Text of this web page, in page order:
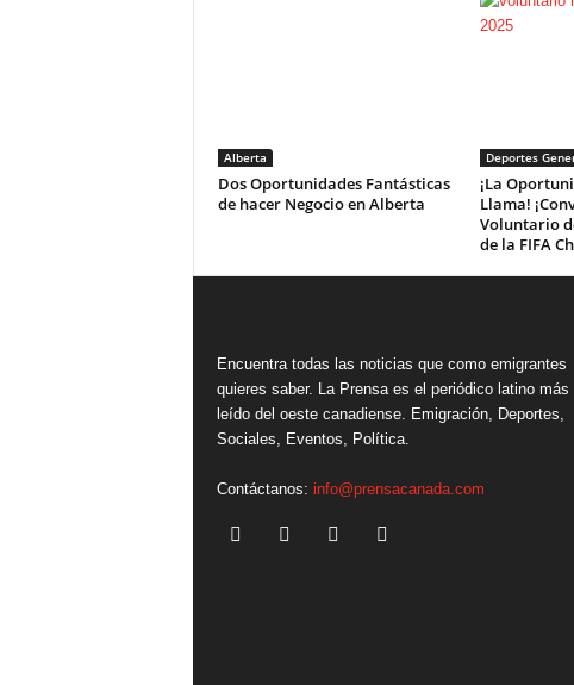
Alberta
Dos Oportunidades Fantásticas
de hacer Negocio en Alberta
Deportes
¡La
Llama!
Voluntario
de la FIFA
Encuentra todas las noticias que como emigrantes
quieres saber. La Prensa es el periódico latino más
leído del oeste canadiense. Emigración, Deportes,
Sociales, Eventos, Política.
Contáctanos: info@prensacanada.com